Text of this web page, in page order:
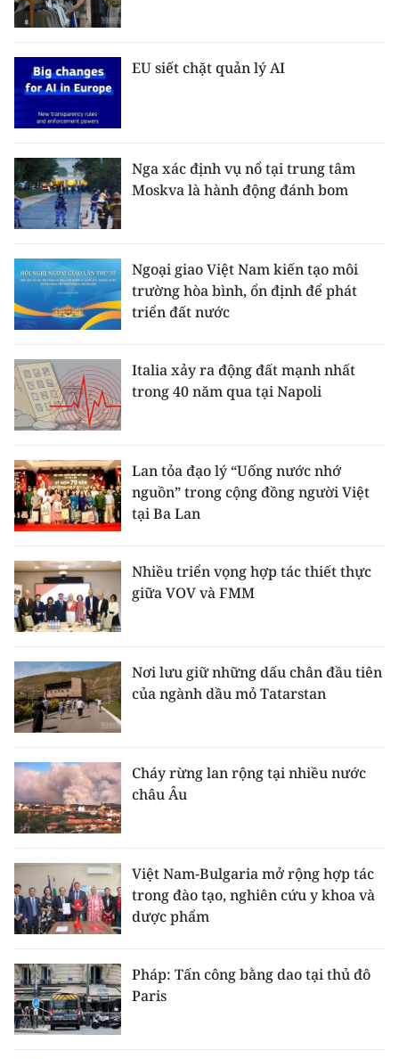
EU siết chặt quản lý AI
Nga xác định vụ nổ tại trung tâm
Moskva là hành động đánh bom
Ngoại giao Việt Nam kiến tạo môi
trường hòa bình, ổn định để phát
triển đất nước
Italia xảy ra động đất mạnh nhất
trong 40 năm qua tại Napoli
Lan tỏa đạo lý “Uống nước nhớ
nguồn” trong cộng đồng người Việt
tại Ba Lan
Nhiều triển vọng hợp tác thiết thực
giữa VOV và FMM
Nơi lưu giữ những dấu chân đầu tiên
của ngành dầu mỏ Tatarstan
Cháy rừng lan rộng tại nhiều nước
châu Âu
Việt Nam-Bulgaria mở rộng hợp tác
trong đào tạo, nghiên cứu y khoa và
dược phẩm
Pháp: Tấn công bằng dao tại thủ đô
Paris